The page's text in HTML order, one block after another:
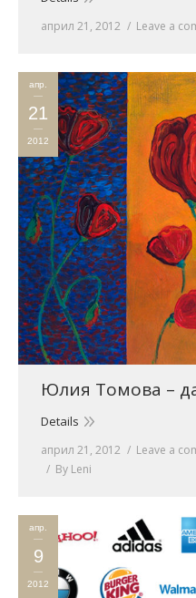
април 21, 2012 Leave a
апр.
21
2012
Юлия Томова –
Details
април 21, 2012 Leave a
By Leni
апр.
9
2012